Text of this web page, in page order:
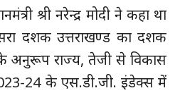
श्री नरेन्द्र मोदी ने कहा था
दशक उत्तराखण्ड का दशक
अनुरूप राज्य, तेजी से विकास
24 के एस.डी.जी. इंडेक्स में